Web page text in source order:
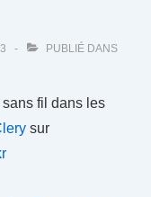
PUBLIÉ DANS
fil dans les
sur